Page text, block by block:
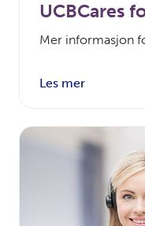
UCBCares
Mer informasjon
Les mer